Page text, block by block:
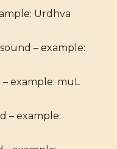
Urdhva
– example:
– example: muL
– example: